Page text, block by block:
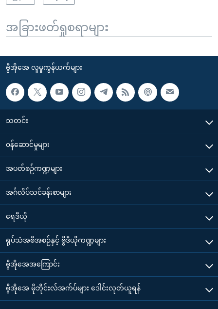
အခြားဖတ်ရှုစရာများ
ဗွီအိုအေ လူမှုကွန်ယက်များ
သတင်း
၀န်ဆောင်မှုများ
အပတ်စဉ်ကဏ္ဍများ
အင်္ဂလိပ်သင်ခန်းစာများ
ရေဒီယို
ရုပ်သံအစီအစဉ်နှင့် ဗွီဒီယိုကဏ္ဍများ
ဗွီအိုအေအကြောင်း
ဗွီအိုအေ မိုဘိုင်းလ်အက်ပ်များ ဒေါင်းလုတ်ယူရန်